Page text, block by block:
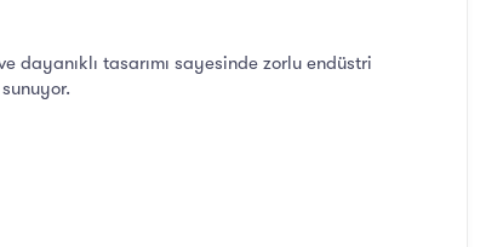
dayanıklı tasarımı sayesinde zorlu endüstri